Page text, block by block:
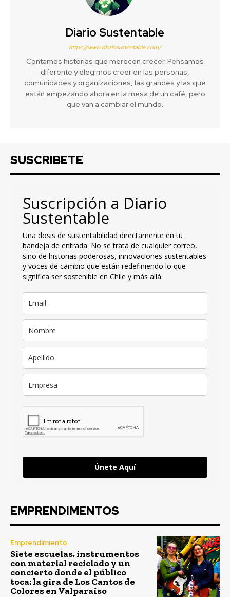
Diario Sustentable
https://www.diariosustentable.com/
Contamos historias que merecen crecer. Pensamos
diferente y elegimos creer en las personas,
comunidades y organizaciones, las grandes y las que
están empezando ahora en la mesa de un café, pero
que van a cambiar el mundo.
SUSCRIBETE
Suscripción a Diario
Sustentable
Una dosis de sustentabilidad directamente en tu
bandeja de entrada. No se trata de cualquier correo,
sino de historias poderosas, innovaciones sustentables
y voces de cambio que están redefiniendo lo que
significa ser sostenible en Chile y más allá.
Únete Aquí
EMPRENDIMENTOS
Emprendimiento
Siete escuelas, instrumentos
con material reciclado y un
concierto donde el público
toca: la gira de Los Cantos de
Colores en Valparaíso